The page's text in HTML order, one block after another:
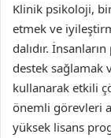
Klinik psikoloji,
etmek ve
dalıdır.
destek sağlamak
kullanarak etkili
önemli görevleri
yüksek lisans